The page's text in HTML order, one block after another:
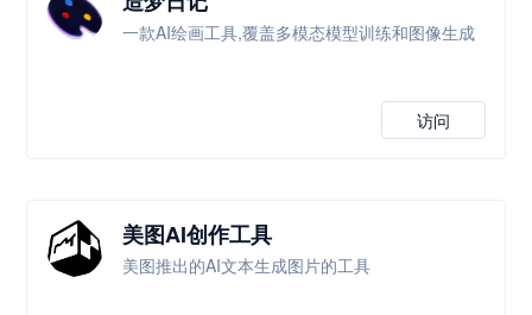
一款AI绘画工具,覆盖多模态模型训练和图像生成
访问
美图AI创作工具
美图推出的AI文本生成图片的工具